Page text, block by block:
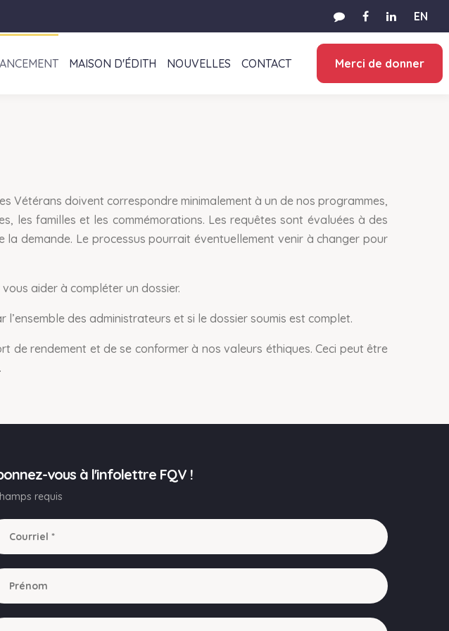
EN
MAISON D'ÉDITH NOUVELLES CONTACT Merci de donner
Vétérans doivent correspondre minimalement à un de nos programmes,
les familles et les commémorations. Les requêtes sont évaluées à des
demande. Le processus pourrait éventuellement venir à changer pour
aider à compléter un dossier.
des administrateurs et si le dossier soumis est complet.
de rendement et de se conformer à nos valeurs éthiques. Ceci peut être
vous à l'infolettre FQV !
requis